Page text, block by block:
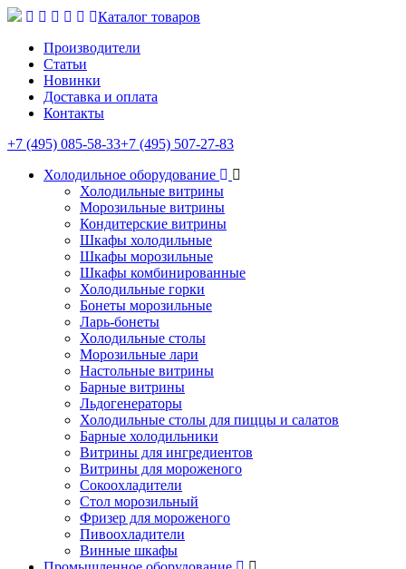
Каталог товаров
Производители
Статьи
Новинки
Доставка и оплата
Контакты
+7 (495) 085-58-33+7 (495) 507-27-83
Холодильное оборудование
Холодильные витрины
Морозильные витрины
Кондитерские витрины
Шкафы холодильные
Шкафы морозильные
Шкафы комбинированные
Холодильные горки
Бонеты морозильные
Ларь-бонеты
Холодильные столы
Морозильные лари
Настольные витрины
Барные витрины
Льдогенераторы
Холодильные столы для пиццы и салатов
Барные холодильники
Витрины для ингредиентов
Витрины для мороженого
Сокоохладители
Стол морозильный
Фризер для мороженого
Пивоохладители
Винные шкафы